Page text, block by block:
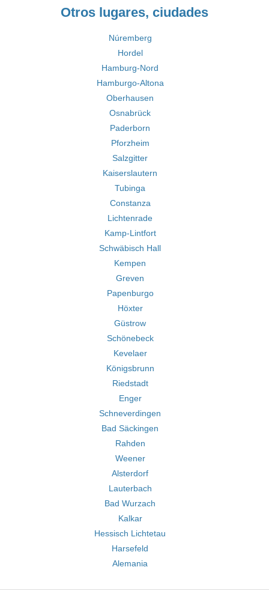
Otros lugares, ciudades
Núremberg
Hordel
Hamburg-Nord
Hamburgo-Altona
Oberhausen
Osnabrück
Paderborn
Pforzheim
Salzgitter
Kaiserslautern
Tubinga
Constanza
Lichtenrade
Kamp-Lintfort
Schwäbisch Hall
Kempen
Greven
Papenburgo
Höxter
Güstrow
Schönebeck
Kevelaer
Königsbrunn
Riedstadt
Enger
Schneverdingen
Bad Säckingen
Rahden
Weener
Alsterdorf
Lauterbach
Bad Wurzach
Kalkar
Hessisch Lichtetau
Harsefeld
Alemania